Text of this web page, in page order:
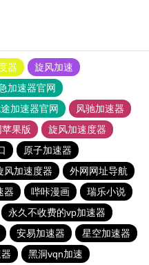
器
旋风加速
加速器官网
加速器官网
风驰加速器
果版
旋风加速度器
原子加速器
风加速度器
外网网址导航
器 哔咔漫画
瑞乐小说
永久不收费的vp加速器
安易加速器
星空加速器
黑洞vqn加速